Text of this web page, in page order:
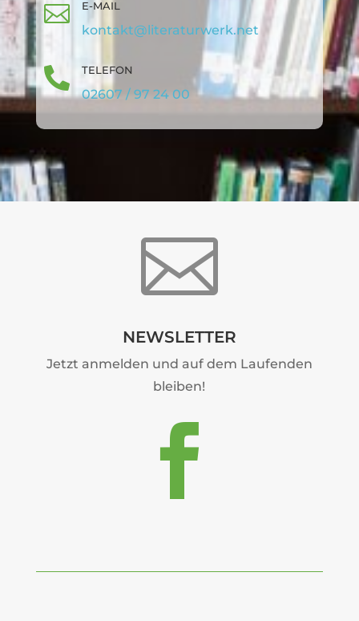
 E-MAIL
kontakt@literaturwerk.net
 TELEFON
02607 / 97 24 00

NEWSLETTER
Jetzt anmelden und auf dem Laufenden
bleiben!
